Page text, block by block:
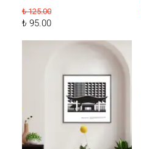
₺ 125.00
₺ 95.00